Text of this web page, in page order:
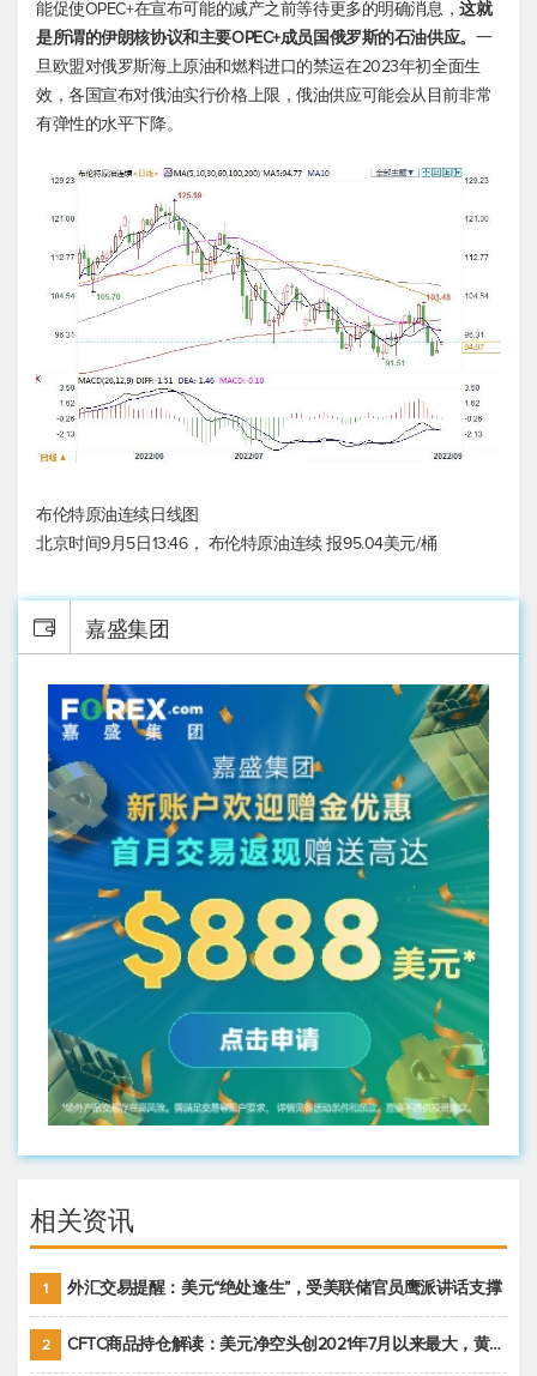
能促使OPEC+在宣布可能的减产之前等待更多的明确消息，这就
是所谓的伊朗核协议和主要OPEC+成员国俄罗斯的石油供应。 一
旦欧盟对俄罗斯海上原油和燃料进口的禁运在2023年初全面生
效，各国宣布对俄油实行价格上限，俄油供应可能会从目前非常
有弹性的水平下降。
布伦特原油连续日线图
北京时间9月5日13:46， 布伦特原油连续 报95.04美元/桶
嘉盛集团
相关资讯
1 外汇交易提醒：美元“绝处逢生”，受美联储官员鹰派讲话支撑
2 CFTC商品持仓解读：美元净空头创2021年7月以来最大，黄金期货投机性净多头头寸减少